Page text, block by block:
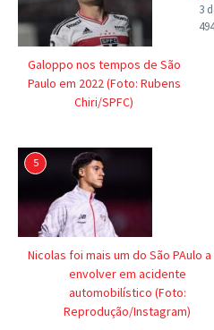
Galoppo nos tempos de São
Paulo em 2022 (Foto: Rubens
Chiri/SPFC)
3
5
Nicolas foi mais um do São PAulo a
envolver em acidente
automobilístico (Foto:
Reprodução/Instagram)